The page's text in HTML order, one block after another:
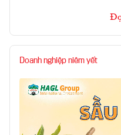
Doanh nghiệp niêm yết